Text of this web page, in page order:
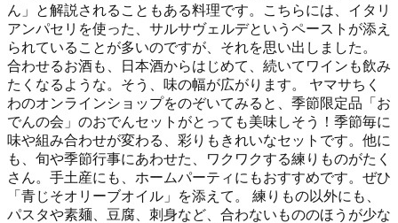
ん」と解説されることもある料理です。こちらには、イタリ
アンパセリを使った、サルサヴェルデというペーストが添え
られていることが多いのですが、それを思い出しました。
合わせるお酒も、日本酒からはじめて、続いてワインも飲み
たくなるような。そう、味の幅が広がります。 ヤマサちく
わのオンラインショップをのぞいてみると、季節限定品「お
でんの会」のおでんセットがとっても美味しそう！季節毎に
味や組み合わせが変わる、彩りもきれいなセットです。他に
も、旬や季節行事にあわせた、ワクワクする練りものがたく
さん。手土産にも、ホームパーティにもおすすめです。ぜひ
「青じそオリーブオイル」を添えて。 練りもの以外にも、
パスタや素麺、豆腐、刺身など、合わないもののほうが少な